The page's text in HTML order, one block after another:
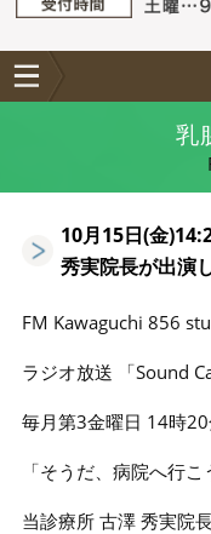
乳
10月15日(金
秀実院長が出演
FM Kawaguchi 856
ラジオ放送 「Sound
毎月第3金曜日 14時
「そうだ、病院へ行
当診療所 古澤 秀実院